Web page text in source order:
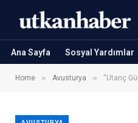
Ana Sayfa Sosyal Yardımlar
Home » Avusturya » “Utanç Günü”